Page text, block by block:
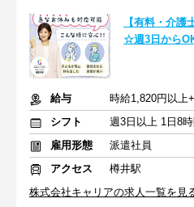
【有料・介
☆週3日から
給与
時給1,820円以上
シフト
雇用形態
派遣社員
アクセス
樽井駅
株式会社キャリアの求人一覧を見